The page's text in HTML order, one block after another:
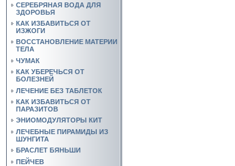
СЕРЕБРЯНАЯ ВОДА ДЛЯ
ЗДОРОВЬЯ
КАК ИЗБАВИТЬСЯ ОТ
ИЗЖОГИ
ВОССТАНОВЛЕНИЕ МАТЕРИИ
ТЕЛА
ЧУМАК
КАК УБЕРЕЧЬСЯ ОТ
БОЛЕЗНЕЙ
ЛЕЧЕНИЕ БЕЗ ТАБЛЕТОК
КАК ИЗБАВИТЬСЯ ОТ
ПАРАЗИТОВ
ЭНИОМОДУЛЯТОРЫ КИТ
ЛЕЧЕБНЫЕ ПИРАМИДЫ ИЗ
ШУНГИТА
БРАСЛЕТ БЯНЬШИ
ПЕЙЧЕВ